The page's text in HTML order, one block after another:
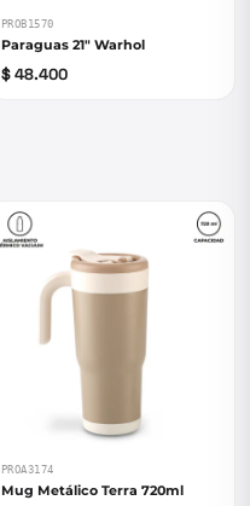
PROB1570
Paraguas 21" Warhol
$ 48.400
PROA3174
Mug Metálico Terra 720ml